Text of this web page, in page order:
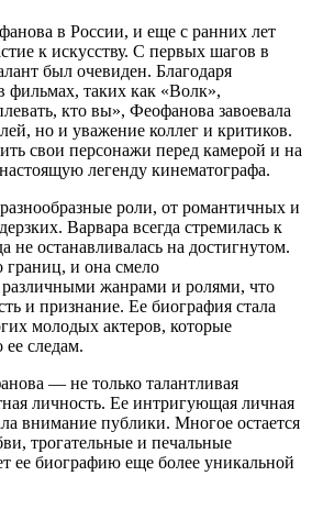
в России, и еще с ранних лет
к искусству. С первых шагов в
был очевиден. Благодаря
фильмах, таких как «Волк»,
кто вы», Феофанова завоевала
но и уважение коллег и критиков.
свои персонажи перед камерой и на
легенду кинематографа.
роли, от романтичных и
Варвара всегда стремилась к
не останавливалась на достигнутом.
границ, и она смело
различными жанрами и ролями, что
и признание. Ее биография стала
молодых актеров, которые
ее следам.
— не только талантливая
личность. Ее интригующая личная
внимание публики. Многое остается
трогательные и печальные
ее биографию еще более уникальной